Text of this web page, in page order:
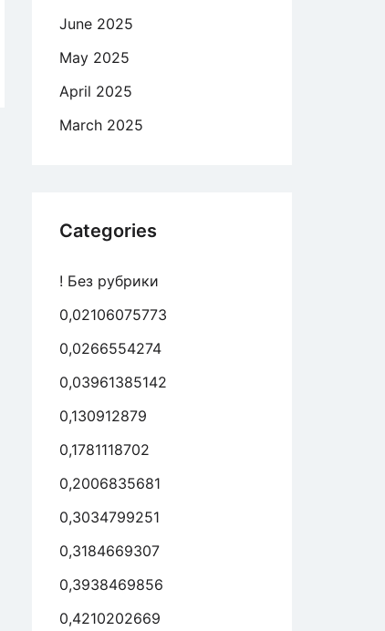
June 2025
May 2025
April 2025
March 2025
Categories
! Без рубрики
0,02106075773
0,0266554274
0,03961385142
0,130912879
0,1781118702
0,2006835681
0,3034799251
0,3184669307
0,3938469856
0,4210202669